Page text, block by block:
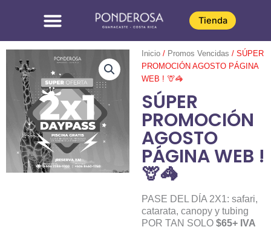
al
Tienda
Inicio / Promos Vencidas / SÚPER
PROMOCIÓN AGOSTO PÁGINA
WEB ! 🦒🦓
SÚPER
PROMOCIÓN
AGOSTO
PÁGINA WEB !
🦒🦓
PASE DEL DÍA 2X1: safari,
catarata, canopy y tubing
POR TAN SOLO $65+ IVA